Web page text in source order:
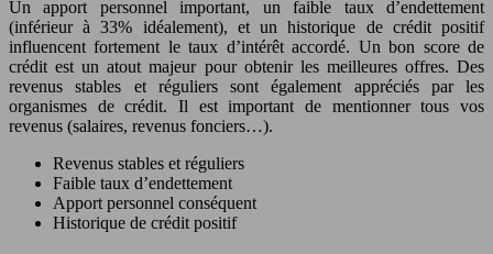
Un apport personnel important, un faible taux d’endettement
(inférieur à 33% idéalement), et un historique de crédit positif
influencent fortement le taux d’intérêt accordé. Un bon score de
crédit est un atout majeur pour obtenir les meilleures offres. Des
revenus stables et réguliers sont également appréciés par les
organismes de crédit. Il est important de mentionner tous vos
revenus (salaires, revenus fonciers…).
Revenus stables et réguliers
Faible taux d’endettement
Apport personnel conséquent
Historique de crédit positif